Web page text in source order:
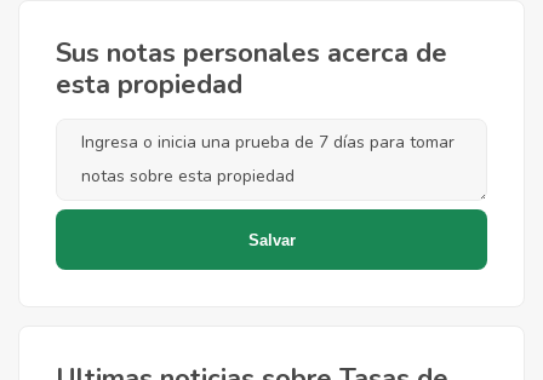
Sus notas personales acerca de
esta propiedad